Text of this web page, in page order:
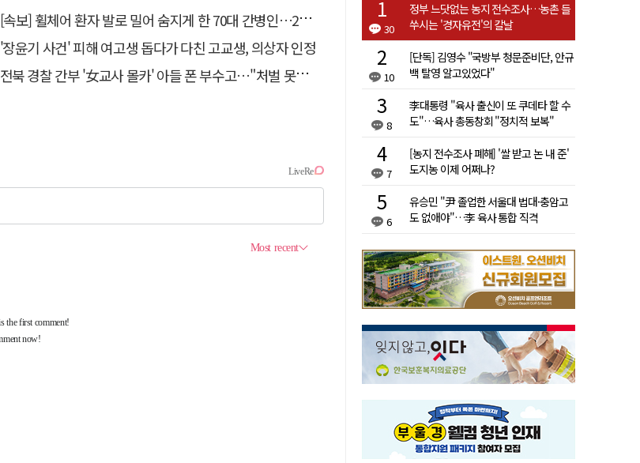
[속보] 휠체어 환자 발로 밀어 숨지게 한 70대 간병인…2심도 집행유예
'장윤기 사건' 피해 여고생 돕다가 다친 고교생, 의상자 인정
전북 경찰 간부 '女교사 몰카' 아들 폰 부수고…"처벌 못하는 사안" 내부망에 글
30
정부 느닷없는 농지 전수조사…농촌 들
쑤시는 '경자유전'의 칼날
10
[단독] 김영수 "국방부 청문준비단, 안규
백 탈영 알고있었다"
8
李대통령 "육사 출신이 또 쿠데타 할 수
도"…육사 총동창회 "정치적 보복"
7
[농지 전수조사 폐해] '쌀 받고 논 내 준'
도지농 이제 어쩌나?
6
유승민 "尹 졸업한 서울대 법대·충암고
도 없애야"…李 육사 통합 직격